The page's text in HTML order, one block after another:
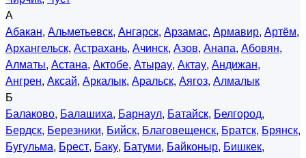
А
Абакан, Альметьевск, Ангарск, Арзамас, Армавир, Артём,
Архангельск, Астрахань, Ачинск, Азов, Анапа, Абовян,
Алматы, Астана, Актобе, Атырау, Актау, Андижан,
Ангрен, Аксай, Аркалык, Аральск, Аягоз, Алмалык
Б
Балаково, Балашиха, Барнаул, Батайск, Белгород,
Бердск, Березники, Бийск, Благовещенск, Братск, Брянск,
Бугульма, Брест, Баку, Батуми, Байконыр, Бишкек,